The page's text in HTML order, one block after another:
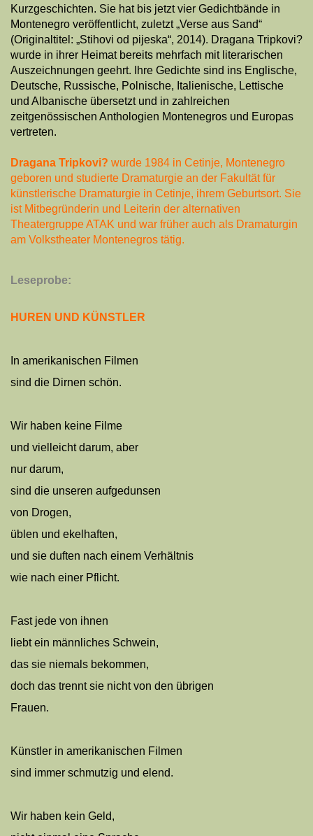
Kurzgeschichten. Sie hat bis jetzt vier Gedichtbände in
Montenegro veröffentlicht, zuletzt „Verse aus Sand“
(Originaltitel: „Stihovi od pijeska“, 2014). Dragana Tripkovi?
wurde in ihrer Heimat bereits mehrfach mit literarischen
Auszeichnungen geehrt. Ihre Gedichte sind ins Englische,
Deutsche, Russische, Polnische, Italienische, Lettische
und Albanische übersetzt und in zahlreichen
zeitgenössischen Anthologien Montenegros und Europas
vertreten.
Dragana Tripkovi? wurde 1984 in Cetinje, Montenegro
geboren und studierte Dramaturgie an der Fakultät für
künstlerische Dramaturgie in Cetinje, ihrem Geburtsort. Sie
ist Mitbegründerin und Leiterin der alternativen
Theatergruppe ATAK und war früher auch als Dramaturgin
am Volkstheater Montenegros tätig.
Leseprobe:
HUREN UND KÜNSTLER
In amerikanischen Filmen
sind die Dirnen schön.
Wir haben keine Filme
und vielleicht darum, aber
nur darum,
sind die unseren aufgedunsen
von Drogen,
üblen und ekelhaften,
und sie duften nach einem Verhältnis
wie nach einer Pflicht.
Fast jede von ihnen
liebt ein männliches Schwein,
das sie niemals bekommen,
doch das trennt sie nicht von den übrigen
Frauen.
Künstler in amerikanischen Filmen
sind immer schmutzig und elend.
Wir haben kein Geld,